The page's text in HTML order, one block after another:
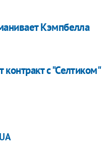
Кэмпбелла
с "Селтиком"